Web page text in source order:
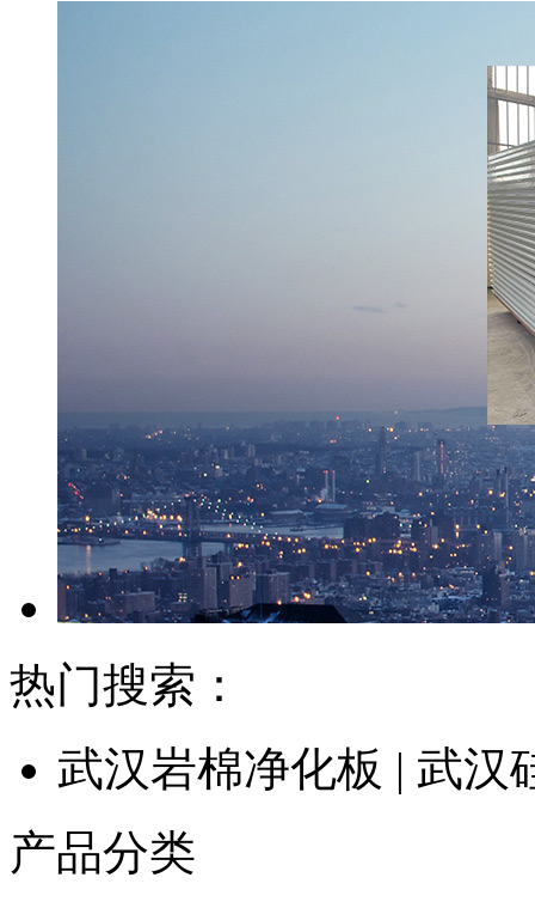
热门搜索：
武汉岩棉净化板 | 武汉
产品分类